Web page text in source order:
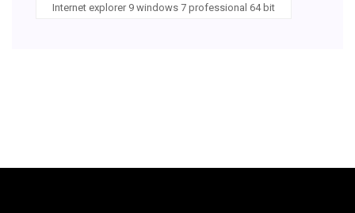
Internet explorer 9 windows 7 professional 64 bit